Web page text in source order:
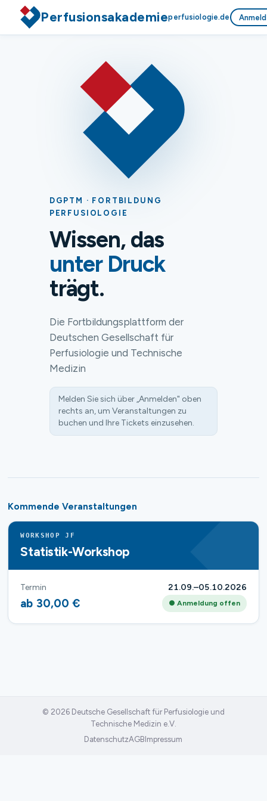
Perfusionsakademieperfusiologie.de
DGPTM · FORTBILDUNG
PERFUSIOLOGIE
Wissen, das
unter Druck
trägt.
Die Fortbildungsplattform der
Deutschen Gesellschaft für
Perfusiologie und Technische
Medizin
Melden Sie sich über „Anmelden" oben
rechts an, um Veranstaltungen zu
buchen und Ihre Tickets einzusehen.
Kommende Veranstaltungen
WORKSHOP JF
Statistik-Workshop
Termin 21.09.–05.10.2026
ab 30,00 € ● Anmeldung offen
© 2026 Deutsche Gesellschaft für Perfusiologie und
Technische Medizin e.V.
DatenschutzAGB Impressum